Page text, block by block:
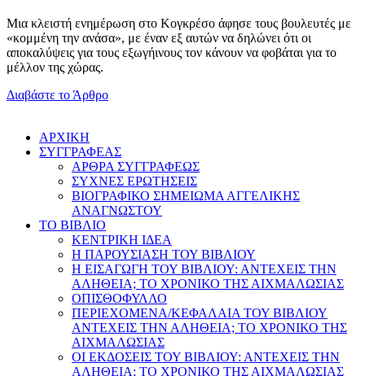
Μια κλειστή ενημέρωση στο Κογκρέσο άφησε τους βουλευτές με
«κομμένη την ανάσα», με έναν εξ αυτών να δηλώνει ότι οι
αποκαλύψεις για τους εξωγήινους τον κάνουν να φοβάται για το
μέλλον της χώρας.
Διαβάστε το Άρθρο
AΡΧΙΚΗ
ΣΥΓΓΡΑΦΕΑΣ
ΑΡΘΡΑ ΣΥΓΓΡΑΦΕΩΣ
ΣΥΧΝΕΣ ΕΡΩΤΗΣΕΙΣ
ΒΙΟΓΡΑΦΙΚΟ ΣΗΜΕΙΩΜΑ ΑΓΓΕΛΙΚΗΣ
ΑΝΑΓΝΩΣΤΟΥ
ΤΟ ΒΙΒΛΙΟ
ΚΕΝΤΡΙΚΗ ΙΔΕΑ
Η ΠΑΡΟΥΣΙΑΣΗ ΤΟΥ ΒΙΒΛΙΟΥ
Η ΕΙΣΑΓΩΓΗ ΤΟΥ ΒΙΒΛΙΟΥ: ΑΝΤΕΧΕΙΣ ΤΗΝ
ΑΛΗΘΕΙΑ; ΤΟ ΧΡΟΝΙΚΟ ΤΗΣ ΑΙΧΜΑΛΩΣΙΑΣ
ΟΠΙΣΘΟΦΥΛΛΟ
ΠΕΡΙΕΧΟΜΕΝΑ/ΚΕΦΑΛΑΙΑ ΤΟΥ ΒΙΒΛΙΟΥ
ΑΝΤΕΧΕΙΣ ΤΗΝ ΑΛΗΘΕΙΑ; ΤΟ ΧΡΟΝΙΚΟ ΤΗΣ
ΑΙΧΜΑΛΩΣΙΑΣ
ΟΙ ΕΚΔΟΣΕΙΣ ΤΟΥ ΒΙΒΛΙΟΥ: ΑΝΤΕΧΕΙΣ ΤΗΝ
ΑΛΗΘΕΙΑ; ΤΟ ΧΡΟΝΙΚΟ ΤΗΣ ΑΙΧΜΑΛΩΣΙΑΣ